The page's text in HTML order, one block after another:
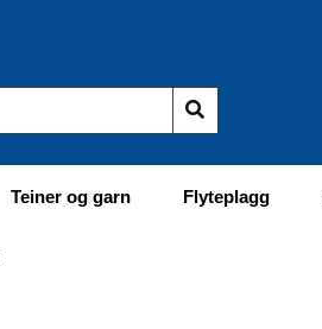
Teiner og garn Flyteplagg